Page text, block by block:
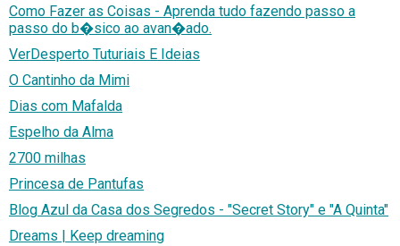
Como Fazer as Coisas - Aprenda tudo fazendo passo a
passo do b�sico ao avan�ado.
VerDesperto Tuturiais E Ideias
O Cantinho da Mimi
Dias com Mafalda
Espelho da Alma
2700 milhas
Princesa de Pantufas
Blog Azul da Casa dos Segredos - "Secret Story" e "A Quinta"
Dreams | Keep dreaming